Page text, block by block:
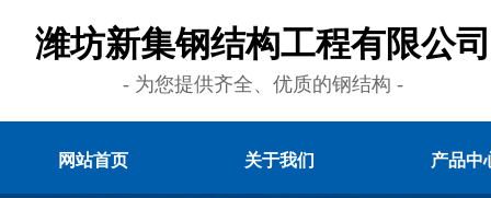
潍坊新集钢结构工程有限公司
- 为您提供齐全、优质的钢结构 -
网站首页 关于我们 产品中